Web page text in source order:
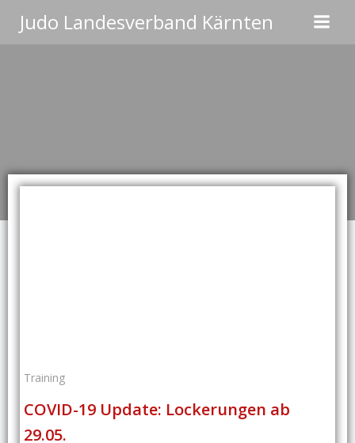
Inhalt
Judo Landesverband Kärnten
Training
COVID-19 Update: Lockerungen ab
29.05.